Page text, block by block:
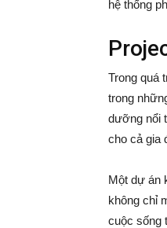
hệ thống
Trong quá
trong
dưỡng nổi
cho cả gia
Một dự án
không chỉ
cuộc sống